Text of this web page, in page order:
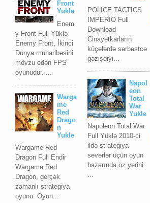
Front
Yukle
Enem
y Front Full Yüklə
Enemy Front, İkinci
Dünya müharibəsini
mövzu edən FPS
oyunudur. ...
Warga
me
Red
Drago
n
Yukle
Wargame Red
Dragon Full Endir
Wargame Red
Dragon, gerçək
zamanlı strategiya
oyunu. Oyun...
POLICE TACTICS
IMPERIO Full
Download
Cinayətkarların
küçələrdə sərbəstcə
gəzişdiyi...
Napol
eon
Total
War
Yukle
Napoleon Total War
Full Yüklə 2010-ci
ildə strategiya
sevərlər üçün oyun
bazarında öz yerini
...